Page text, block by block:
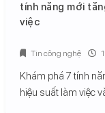
tính năng mới
việc
Khám phá 7 tính
hiệu suất làm việc
Tin công nghệ